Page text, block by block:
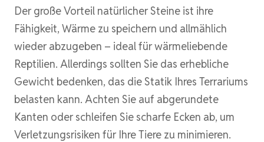
Der große Vorteil natürlicher Steine ist ihre
Fähigkeit, Wärme zu speichern und allmählich
wieder abzugeben – ideal für wärmeliebende
Reptilien. Allerdings sollten Sie das erhebliche
Gewicht bedenken, das die Statik Ihres Terrariums
belasten kann. Achten Sie auf abgerundete
Kanten oder schleifen Sie scharfe Ecken ab, um
Verletzungsrisiken für Ihre Tiere zu minimieren.